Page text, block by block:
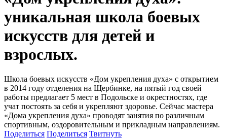
уникальная школа боевых
искусств для детей и
взрослых.
Школа боевых искусств «Дом укрепления духа» с открытием
в 2014 году отделения на Щербинке, на пятый год своей
работы предлагает 5 мест в Подольске и окрестностях, где
учат постоять за себя и укрепляют здоровье. Сейчас мастера
«Дома укрепления духа» проводят занятия по различным
спортивным, оздоровительным и прикладным направлениям.
Поделиться Поделиться Твитнуть